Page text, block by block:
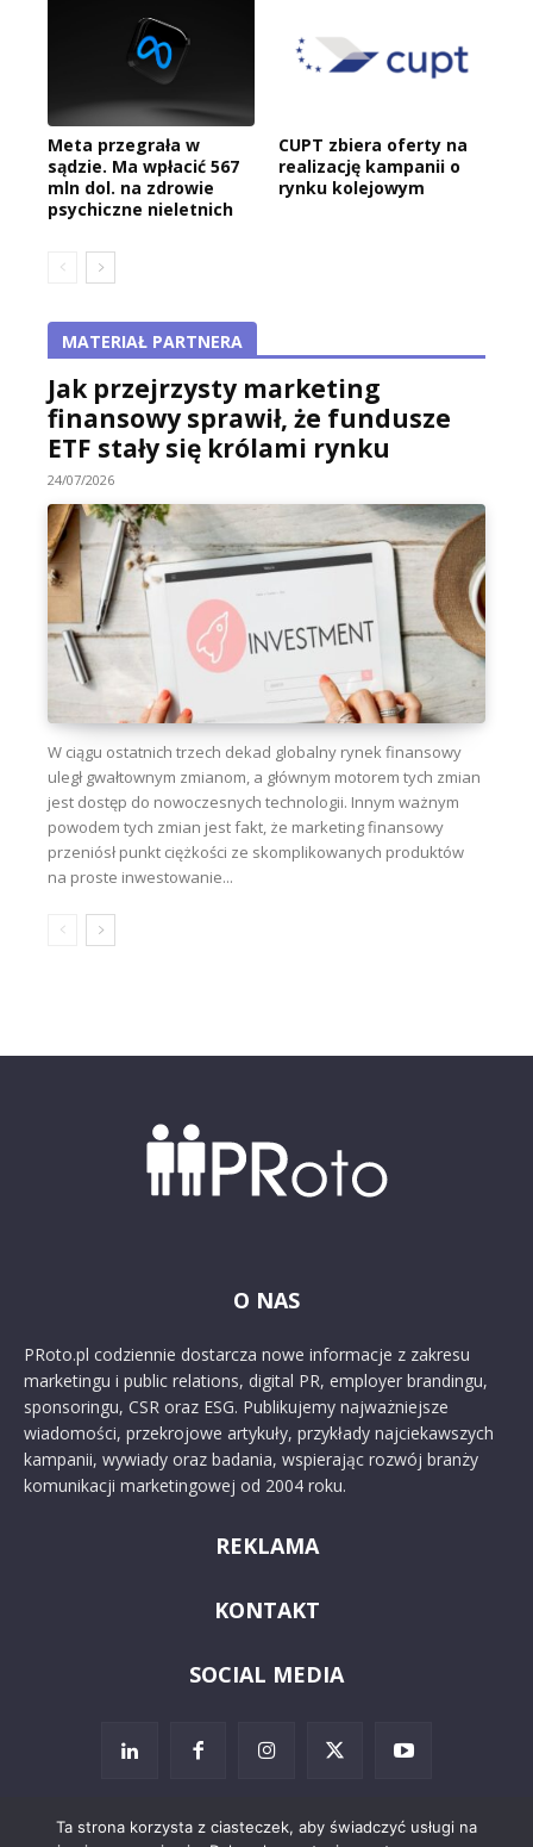
Meta przegrała w
sądzie. Ma wpłacić 567
mln dol. na zdrowie
psychiczne nieletnich
CUPT zbiera oferty na
realizację kampanii o
rynku kolejowym
MATERIAŁ PARTNERA
Jak przejrzysty marketing
finansowy sprawił, że fundusze
ETF stały się królami rynku
24/07/2026
W ciągu ostatnich trzech dekad globalny rynek finansowy
uległ gwałtownym zmianom, a głównym motorem tych zmian
jest dostęp do nowoczesnych technologii. Innym ważnym
powodem tych zmian jest fakt, że marketing finansowy
przeniósł punkt ciężkości ze skomplikowanych produktów
na proste inwestowanie...
O NAS
PRoto.pl codziennie dostarcza nowe informacje z zakresu
marketingu i public relations, digital PR, employer brandingu,
sponsoringu, CSR oraz ESG. Publikujemy najważniejsze
wiadomości, przekrojowe artykuły, przykłady najciekawszych
kampanii, wywiady oraz badania, wspierając rozwój branży
komunikacji marketingowej od 2004 roku.
REKLAMA
KONTAKT
SOCIAL MEDIA
Ta strona korzysta z ciasteczek, aby świadczyć usługi na